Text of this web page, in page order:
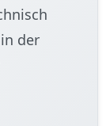
der